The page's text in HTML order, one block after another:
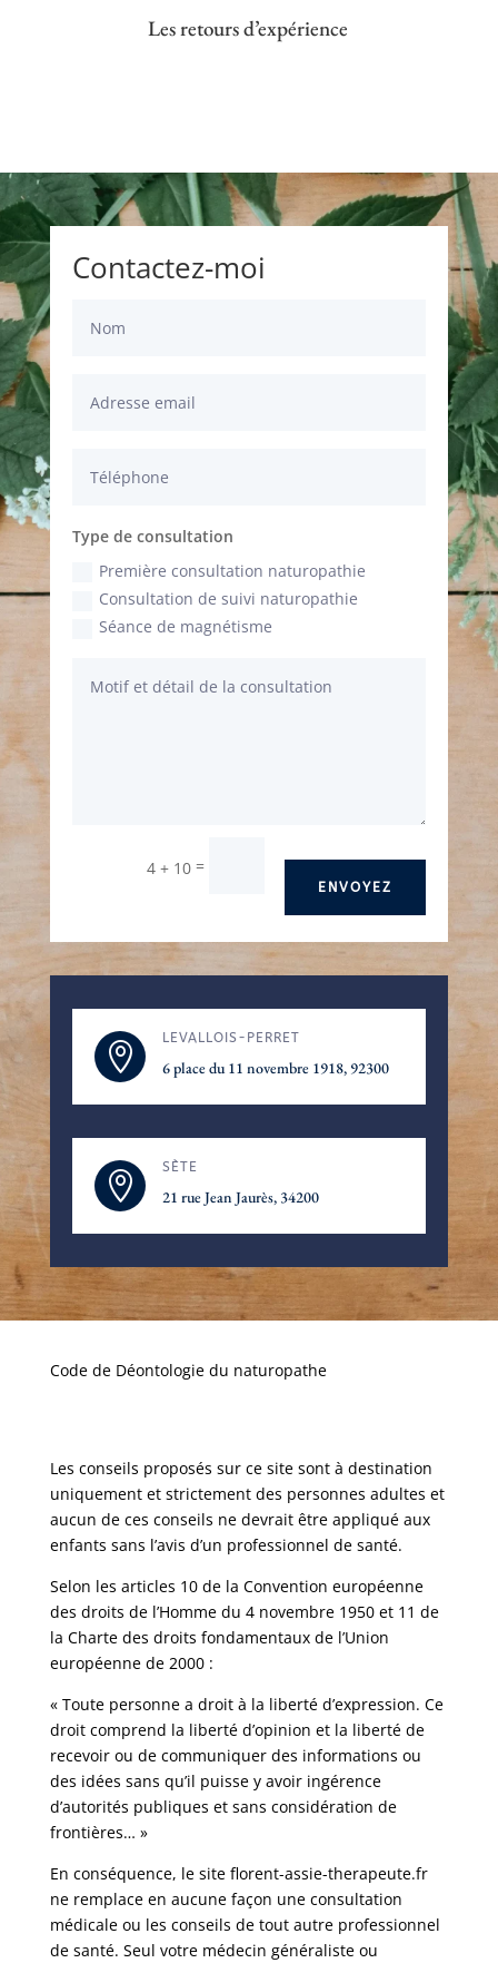
Les retours d’expérience
Contactez-moi
Type de consultation
Première consultation naturopathie
Consultation de suivi naturopathie
Séance de magnétisme
4 + 10 =
ENVOYEZ

LEVALLOIS-PERRET
6 place du 11 novembre 1918, 92300

SÈTE
21 rue Jean Jaurès, 34200
Code de Déontologie du naturopathe
Les conseils proposés sur ce site sont à destination
uniquement et strictement des personnes adultes et
aucun de ces conseils ne devrait être appliqué aux
enfants sans l’avis d’un professionnel de santé.
Selon les articles 10 de la Convention européenne
des droits de l’Homme du 4 novembre 1950 et 11 de
la Charte des droits fondamentaux de l’Union
européenne de 2000 :
« Toute personne a droit à la liberté d’expression. Ce
droit comprend la liberté d’opinion et la liberté de
recevoir ou de communiquer des informations ou
des idées sans qu’il puisse y avoir ingérence
d’autorités publiques et sans considération de
frontières… »
En conséquence, le site florent-assie-therapeute.fr
ne remplace en aucune façon une consultation
médicale ou les conseils de tout autre professionnel
de santé. Seul votre médecin généraliste ou